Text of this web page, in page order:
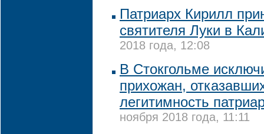
Патриарх Кирилл
святителя Луки в
2018 года, 12:08
В Стокгольме
прихожан,
легитимность
ноября 2018 года, 11:11